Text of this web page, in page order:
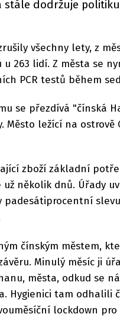
stále dodržuje
všechny lety, z
u 263 lidí. Z města se
PCR testů během
se přezdívá "čínská
Město ležící na
zboží základní
několik dnů. Úřady
padesátiprocentní
čínským městem,
Minulý měsíc ji
města, odkud se
Hygienici tam odhalili
lockdown